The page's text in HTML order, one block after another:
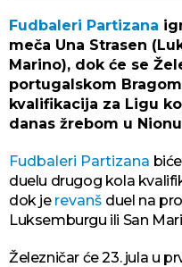
Fudbaleri Partizana
meča Una Strasen
Marino), dok će se
portugalskom
kvalifikacija za Ligu
danas žrebom u
Fudbaleri Partizana
duelu drugog kola
dok je revanš duel na
Luksemburgu ili San
Železničar će 23. jula u